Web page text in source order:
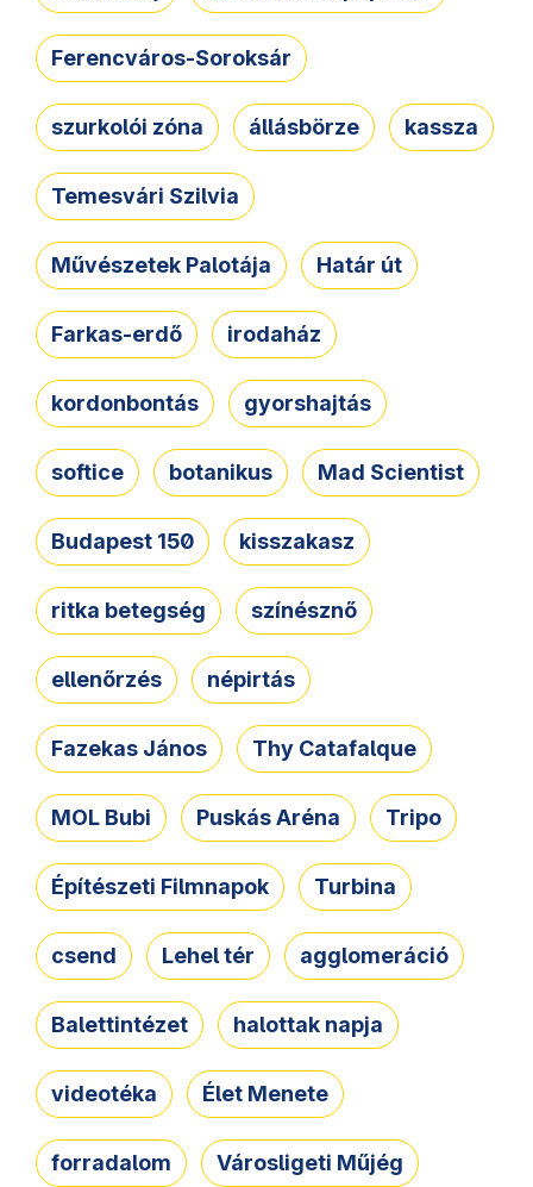
Ferencváros-Soroksár
szurkolói zóna állásbörze kassza
Temesvári Szilvia
Művészetek Palotája Határ út
Farkas-erdő irodaház
kordonbontás gyorshajtás
softice botanikus Mad Scientist
Budapest 150 kisszakasz
ritka betegség színésznő
ellenőrzés népirtás
Fazekas János Thy Catafalque
MOL Bubi Puskás Aréna Tripo
Építészeti Filmnapok Turbina
csend Lehel tér agglomeráció
Balettintézet halottak napja
videotéka Élet Menete
forradalom Városligeti Műjég